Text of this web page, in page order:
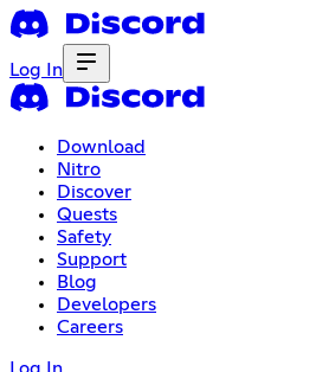
Log In
Download
Nitro
Discover
Quests
Safety
Support
Blog
Developers
Careers